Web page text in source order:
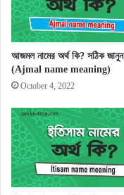
আজমল নামের অর্থ কি? সঠিক জানুন
(Ajmal name meaning)
October 4, 2022